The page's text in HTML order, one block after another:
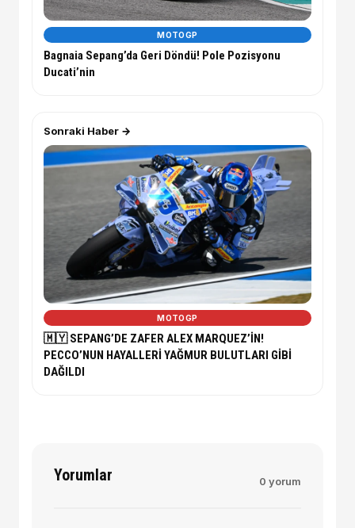
MOTOGP
Bagnaia Sepang’da Geri Döndü! Pole Pozisyonu
Ducati’nin
Sonraki Haber →
MOTOGP
🇲🇾 SEPANG’DE ZAFER ALEX MARQUEZ’İN!
PECCO’NUN HAYALLERİ YAĞMUR BULUTLARI GİBİ
DAĞILDI
Yorumlar 0 yorum